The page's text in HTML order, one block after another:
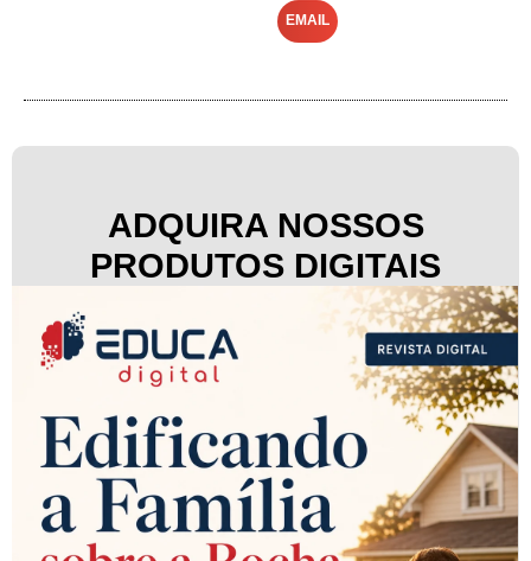
EMAIL
ADQUIRA NOSSOS
PRODUTOS DIGITAIS